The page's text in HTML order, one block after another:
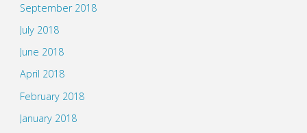
September 2018
July 2018
June 2018
April 2018
February 2018
January 2018